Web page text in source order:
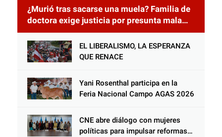
¿Murió tras sacarse una muela? Familia de
doctora exige justicia por presunta mala
práctica odontológica
EL LIBERALISMO, LA ESPERANZA
QUE RENACE
Yani Rosenthal participa en la
Feria Nacional Campo AGAS 2026
CNE abre diálogo con mujeres
políticas para impulsar reformas